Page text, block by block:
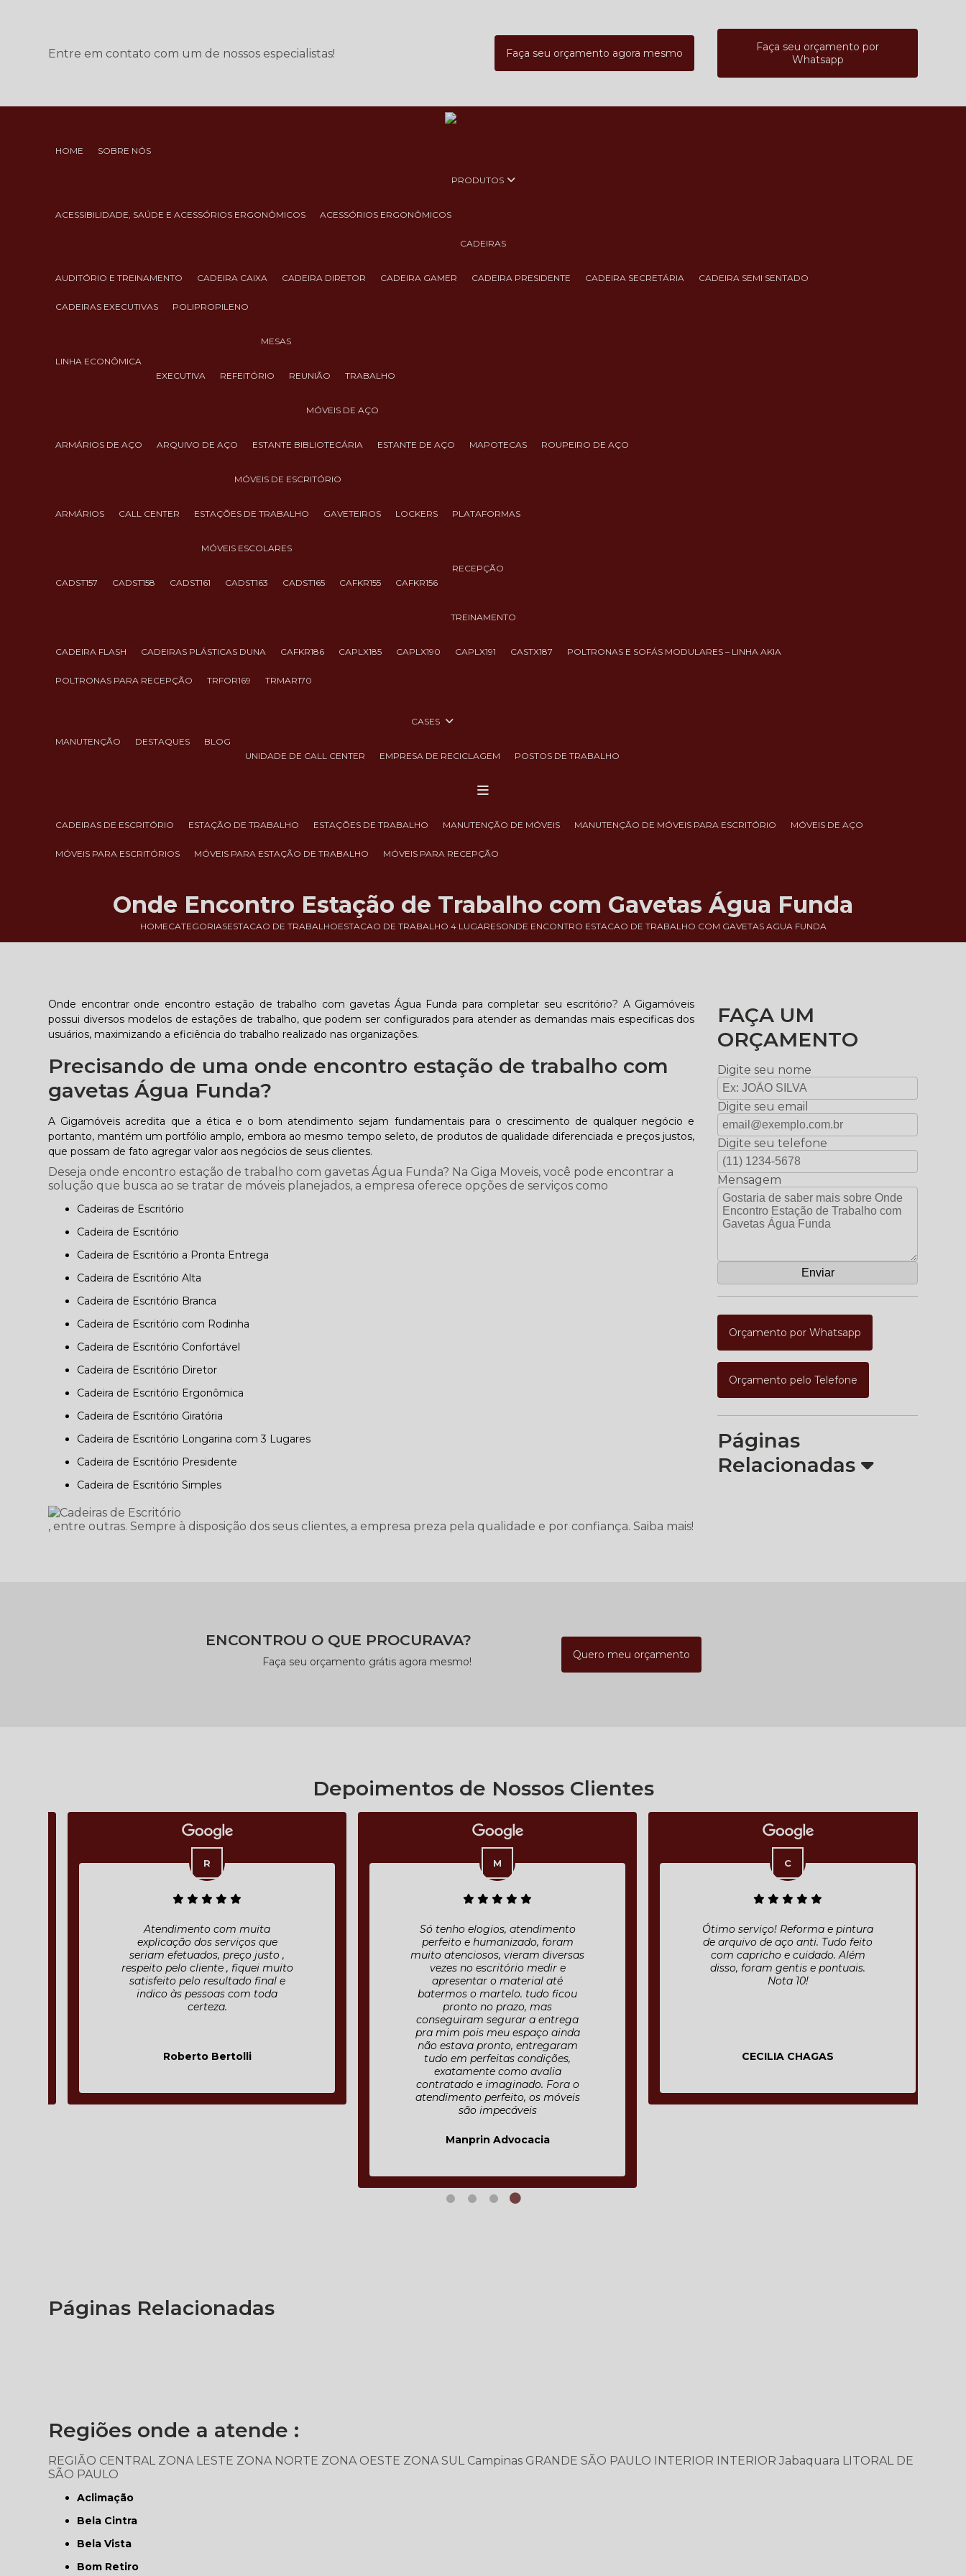
Entre em contato com um de nossos especialistas! Faça seu orçamento agora mesmo
Faça seu orçamento por
Whatsapp
HOME SOBRE NÓS
PRODUTOS
ACESSIBILIDADE, SAÚDE E ACESSÓRIOS ERGONÔMICOS ACESSÓRIOS ERGONÔMICOS
CADEIRAS
AUDITÓRIO E TREINAMENTO CADEIRA CAIXA CADEIRA DIRETOR CADEIRA GAMER CADEIRA PRESIDENTE CADEIRA SECRETÁRIA CADEIRA SEMI SENTADO
CADEIRAS EXECUTIVAS POLIPROPILENO
LINHA ECONÔMICA
MESAS
EXECUTIVA REFEITÓRIO REUNIÃO TRABALHO
MÓVEIS DE AÇO
ARMÁRIOS DE AÇO ARQUIVO DE AÇO ESTANTE BIBLIOTECÁRIA ESTANTE DE AÇO MAPOTECAS ROUPEIRO DE AÇO
MÓVEIS DE ESCRITÓRIO
ARMÁRIOS CALL CENTER ESTAÇÕES DE TRABALHO GAVETEIROS LOCKERS PLATAFORMAS
MÓVEIS ESCOLARES
CADST157 CADST158 CADST161 CADST163 CADST165 CAFKR155 CAFKR156
RECEPÇÃO
TREINAMENTO
CADEIRA FLASH CADEIRAS PLÁSTICAS DUNA CAFKR186 CAPLX185 CAPLX190 CAPLX191 CASTX187 POLTRONAS E SOFÁS MODULARES – LINHA AKIA
POLTRONAS PARA RECEPÇÃO TRFOR169 TRMAR170
MANUTENÇÃO DESTAQUES BLOG
CASES
UNIDADE DE CALL CENTER EMPRESA DE RECICLAGEM POSTOS DE TRABALHO
CADEIRAS DE ESCRITÓRIO ESTAÇÃO DE TRABALHO ESTAÇÕES DE TRABALHO MANUTENÇÃO DE MÓVEIS MANUTENÇÃO DE MÓVEIS PARA ESCRITÓRIO MÓVEIS DE AÇO
MÓVEIS PARA ESCRITÓRIOS MÓVEIS PARA ESTAÇÃO DE TRABALHO MÓVEIS PARA RECEPÇÃO
HOMECATEGORIASESTACAO DE TRABALHOESTACAO DE TRABALHO 4 LUGARESONDE ENCONTRO ESTACAO DE TRABALHO COM GAVETAS AGUA FUNDA
Onde Encontro Estação de Trabalho com Gavetas Água Funda
Onde encontrar onde encontro estação de trabalho com gavetas Água Funda para completar seu escritório? A Gigamóveis
possui diversos modelos de estações de trabalho, que podem ser configurados para atender as demandas mais especificas dos
usuários, maximizando a eficiência do trabalho realizado nas organizações.
Precisando de uma onde encontro estação de trabalho com
gavetas Água Funda?
A Gigamóveis acredita que a ética e o bom atendimento sejam fundamentais para o crescimento de qualquer negócio e
portanto, mantém um portfólio amplo, embora ao mesmo tempo seleto, de produtos de qualidade diferenciada e preços justos,
que possam de fato agregar valor aos negócios de seus clientes.
Deseja onde encontro estação de trabalho com gavetas Água Funda? Na Giga Moveis, você pode encontrar a
solução que busca ao se tratar de móveis planejados, a empresa oferece opções de serviços como
Cadeiras de Escritório
Cadeira de Escritório
Cadeira de Escritório a Pronta Entrega
Cadeira de Escritório Alta
Cadeira de Escritório Branca
Cadeira de Escritório com Rodinha
Cadeira de Escritório Confortável
Cadeira de Escritório Diretor
Cadeira de Escritório Ergonômica
Cadeira de Escritório Giratória
Cadeira de Escritório Longarina com 3 Lugares
Cadeira de Escritório Presidente
Cadeira de Escritório Simples
, entre outras. Sempre à disposição dos seus clientes, a empresa preza pela qualidade e por confiança. Saiba mais!
FAÇA UM
ORÇAMENTO
Digite seu nome
Digite seu email
Digite seu telefone
Mensagem
Orçamento por Whatsapp
Orçamento pelo Telefone
Páginas
Relacionadas
ENCONTROU O QUE PROCURAVA?
Faça seu orçamento grátis agora mesmo!
Quero meu orçamento
Depoimentos de Nossos Clientes
Atendimento com muita
explicação dos serviços que
seriam efetuados, preço justo ,
respeito pelo cliente , fiquei muito
satisfeito pelo resultado final e
indico às pessoas com toda
certeza.
Roberto Bertolli
Só tenho elogios, atendimento
perfeito e humanizado, foram
muito atenciosos, vieram diversas
vezes no escritório medir e
apresentar o material até
batermos o martelo. tudo ficou
pronto no prazo, mas
conseguiram segurar a entrega
pra mim pois meu espaço ainda
não estava pronto, entregaram
tudo em perfeitas condições,
exatamente como avalia
contratado e imaginado. Fora o
atendimento perfeito, os móveis
são impecáveis
Manprin Advocacia
Ótimo serviço! Reforma e pintura
de arquivo de aço anti. Tudo feito
com capricho e cuidado. Além
disso, foram gentis e pontuais.
Nota 10!
CECILIA CHAGAS
Páginas Relacionadas
Regiões onde a atende :
REGIÃO CENTRAL ZONA LESTE ZONA NORTE ZONA OESTE ZONA SUL Campinas GRANDE SÃO PAULO INTERIOR INTERIOR Jabaquara LITORAL DE
SÃO PAULO
Aclimação
Bela Cintra
Bela Vista
Bom Retiro